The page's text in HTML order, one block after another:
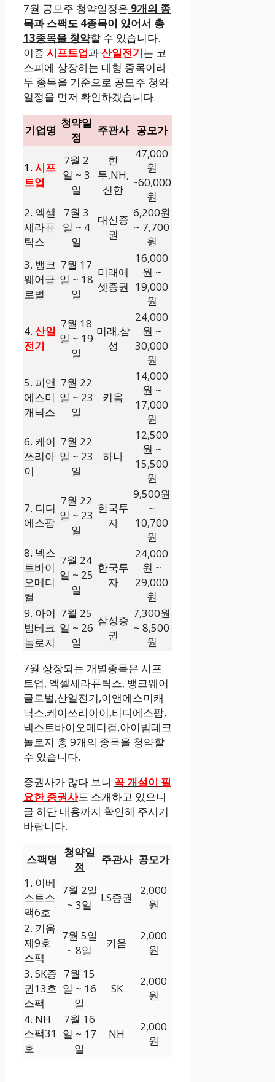
7월 공모주 청약일정은 9개의 종
목과 스팩도 4종목이 있어서 총
13종목을 청약할 수 있습니다.
이중 시프트업과산일전기는 코
스피에 상장하는 대형 종목이라
두 종목을 기준으로 공모주 청약
일정을 먼저 확인하겠습니다.
기업명
청약일
정
주관사 공모가
1. 시프
트업
7월 2
일 ~ 3
일
한
투,NH,
신한
47,000
원
~60,000
원
2. 엑셀
세라퓨
틱스
7월 3
일 ~ 4
일
대신증
권
6,200원
~ 7,700
원
3. 뱅크
웨어글
로벌
7월 17
일 ~ 18
일
미래에
셋증권
16,000
원 ~
19,000
원
4. 산일
전기
7월 18
일 ~ 19
일
미래,삼
성
24,000
원 ~
30,000
원
5. 피앤
에스미
캐닉스
7월 22
일 ~ 23
일
키움
14,000
원 ~
17,000
원
6. 케이
쓰리아
이
7월 22
일 ~ 23
일
하나
12,500
원 ~
15,500
원
7. 티디
에스팜
7월 22
일 ~ 23
일
한국투
자
9,500원
~
10,700
원
8. 넥스
트바이
오메디
컬
7월 24
일 ~ 25
일
한국투
자
24,000
원 ~
29,000
원
9. 아이
빔테크
놀로지
7월 25
일 ~ 26
일
삼성증
권
7,300원
~ 8,500
원
7월 상장되는 개별종목은 시프
트업, 엑셀세라퓨틱스, 뱅크웨어
글로벌,산일전기,이앤에스미캐
닉스,케이쓰리아이,티디에스팜,
넥스트바이오메디컬,아이빔테크
놀로지 총 9개의 종목을 청약할
수 있습니다.
증권사가 많다 보니 꼭 개설이 필
요한 증권사도 소개하고 있으니
글 하단 내용까지 확인해 주시기
바랍니다.
스팩명
청약일
정
주관사 공모가
1. 이베
스트스
팩6호
7월 2일
~ 3일
LS증권
2,000
원
2. 키움
제9호
스팩
7월 5일
~ 8일
키움
2,000
원
3. SK증
권13호
스팩
7월 15
일 ~ 16
일
SK
2,000
원
4. NH
스팩31
호
7월 16
일 ~ 17
일
NH
2,000
원